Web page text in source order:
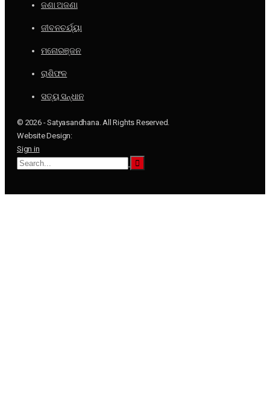
ଜଣା ଅଜଣା
ଜୀବନଚର୍ଯ୍ୟା
ମନୋରଞ୍ଜନ
ରାଶିଫଳ
ସତ୍ୟ ସନ୍ଧାନ
© 2026 - Satyasandhana. All Rights Reserved.
Website Design:
Sign in